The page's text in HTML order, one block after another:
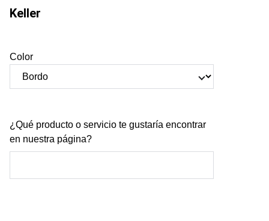
Keller
Color
¿Qué producto o servicio te gustaría encontrar
en nuestra página?